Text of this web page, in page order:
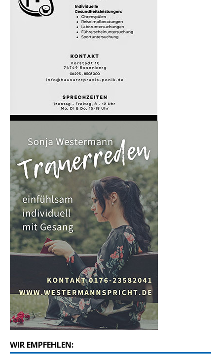
WIR EMPFEHLEN: